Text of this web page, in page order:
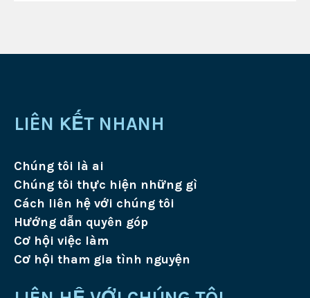
LIÊN KẾT NHANH
Chúng tôi là ai
Chúng tôi thực hiện những gì
Cách liên hệ với chúng tôi
Hướng dẫn quyên góp
Cơ hội việc làm
Cơ hội tham gia tình nguyện